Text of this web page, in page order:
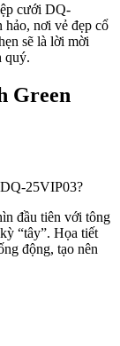
cưới DQ-
hảo, nơi vẻ đẹp cổ
sẽ là lời mời
quý.
Green
25VIP03?
đầu tiên với tông
“tây”. Họa tiết
động, tạo nên